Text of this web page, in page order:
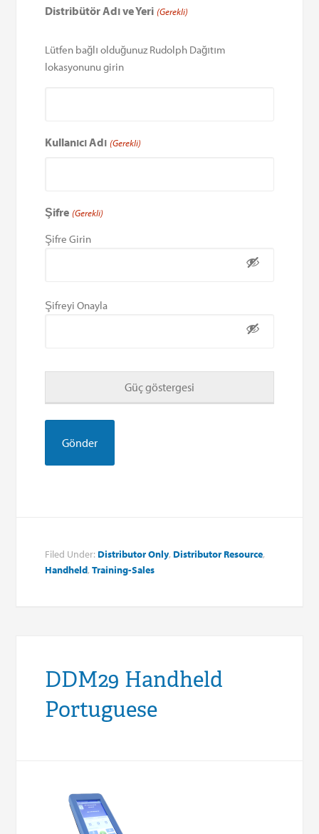
Distribütör Adı ve Yeri (Gerekli)
Lütfen bağlı olduğunuz Rudolph Dağıtım
lokasyonunu girin
Kullanıcı Adı (Gerekli)
Şifre (Gerekli)
Şifre Girin
Şifreyi Onayla
Güç göstergesi
Filed Under: Distributor Only, Distributor Resource,
Handheld,Training-Sales
DDM29 Handheld
Portuguese